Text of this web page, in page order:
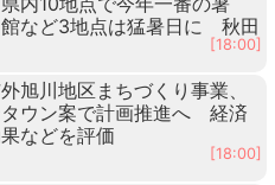
など3地点は猛暑日に 秋田
[18:00]
旭川地区まちづくり事業、
ウン案で計画推進へ 経済
などを評価
[18:00]